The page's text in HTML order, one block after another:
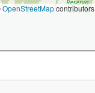
OpenStreetMapcontributors